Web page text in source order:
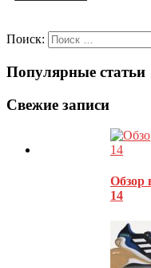
Один комментарий
Когда на дворе
Оставить
Поиск:
Популярные статьи
Свежие записи
Обзор
14